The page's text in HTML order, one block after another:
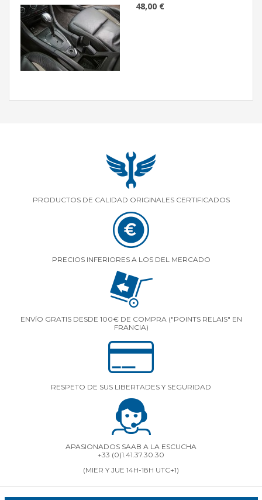
48,00 €
PRODUCTOS DE CALIDAD ORIGINALES CERTIFICADOS
PRECIOS INFERIORES A LOS DEL MERCADO
ENVÍO GRATIS DESDE 100€ DE COMPRA ("POINTS RELAIS" EN
FRANCIA)
RESPETO DE SUS LIBERTADES Y SEGURIDAD
APASIONADOS SAAB A LA ESCUCHA
+33 (0)1.41.37.30.30
(MIER Y JUE 14H-18H UTC+1)